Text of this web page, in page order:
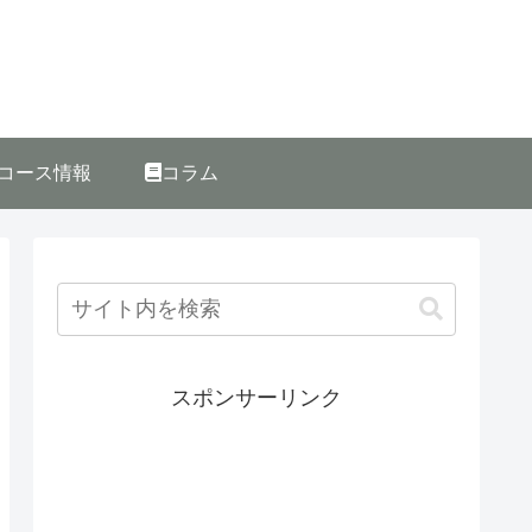
コース情報 コラム
スポンサーリンク